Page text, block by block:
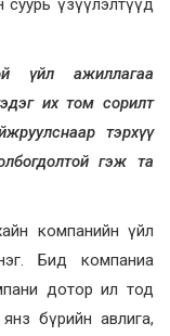
үзүүлэлтүүд
үйл ажиллагаа
их том сорилт
тэрхүү
гэж та
компанийн үйл
Бид компаниа
дотор ил тод
бүрийн авлига,